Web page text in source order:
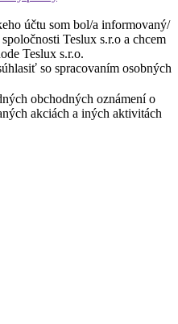
účtu som bol/a informovaný/
Teslux s.r.o a chcem
Teslux s.r.o.
so spracovaním osobných
obchodných oznámení o
akciách a iných aktivitách